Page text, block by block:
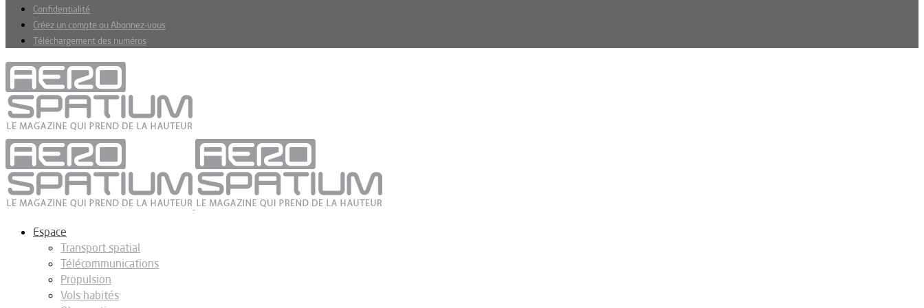
Confidentialité
Créez un compte ou Abonnez-vous
Téléchargement des numéros
Espace
Transport spatial
Télécommunications
Propulsion
Vols habités